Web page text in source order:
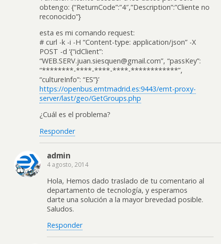
obtengo: {“ReturnCode”:”4″,”Description”:”Cliente no
reconocido”}
esta es mi comando request:
# curl -k -i -H “Content-type: application/json” -X
POST -d ‘{“idClient”:
“WEB.SERV.juan.siesquen@gmail.com”, “passKey”:
“********-****-****-****-************”,
“cultureInfo”: “ES”}’
https://openbus.emtmadrid.es:9443/emt-proxy-
server/last/geo/GetGroups.php
¿Cuál es el problema?
Responder
admin
4 agosto, 2014
Hola, Hemos dado traslado de tu comentario al
departamento de tecnología, y esperamos
darte una solución a la mayor brevedad posible.
Saludos.
Responder